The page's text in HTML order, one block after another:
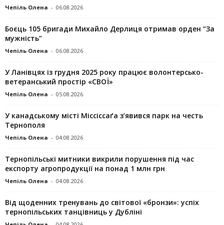
Чепіль Олена - 06.08.2026
Боєць 105 бригади Михайло Дерлиця отримав орден “За
мужність”
Чепіль Олена - 06.08.2026
У Ланівцях із грудня 2025 року працює волонтерсько-
ветеранський простір «СВОЇ»
Чепіль Олена - 05.08.2026
У канадському місті Міссіссаґа з’явився парк на честь
Тернополя
Чепіль Олена - 04.08.2026
Тернопільські митники викрили порушення під час
експорту агропродукції на понад 1 млн грн
Чепіль Олена - 04.08.2026
Від щоденних тренувань до світової «бронзи»: успіх
тернопільських танцівниць у Дубліні